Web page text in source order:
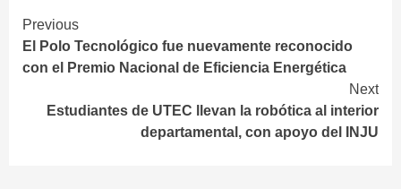
Continue
Reading
Previous
El Polo Tecnológico fue nuevamente reconocido
con el Premio Nacional de Eficiencia Energética
Next
Estudiantes de UTEC llevan la robótica al interior
departamental, con apoyo del INJU